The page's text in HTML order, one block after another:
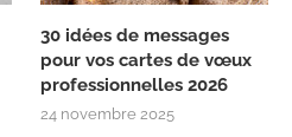
30 idées de messages
pour vos cartes de vœux
professionnelles 2026
24 novembre 2025